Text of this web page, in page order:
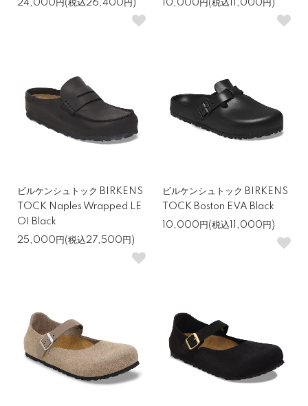
24,000円(税込26,400円)
10,000円(税込11,000円)
ビルケンシュトック BIRKENS
TOCK Naples Wrapped LE
OI Black
25,000円(税込27,500円)
ビルケンシュトック BIRKENS
TOCK Boston EVA Black
10,000円(税込11,000円)